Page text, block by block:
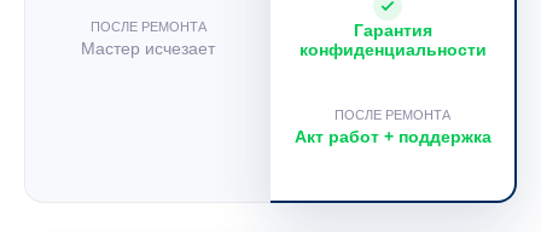
ПОСЛЕ РЕМОНТА
Мастер исчезает
Гарантия
конфиденциальности
ПОСЛЕ РЕМОНТА
Акт работ + поддержка